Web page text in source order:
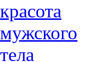
красота
мужского
тела